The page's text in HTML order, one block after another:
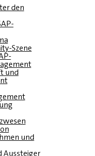
Szene
Aussteiger